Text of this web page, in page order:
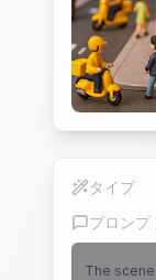
タイプ
プロンプ
The